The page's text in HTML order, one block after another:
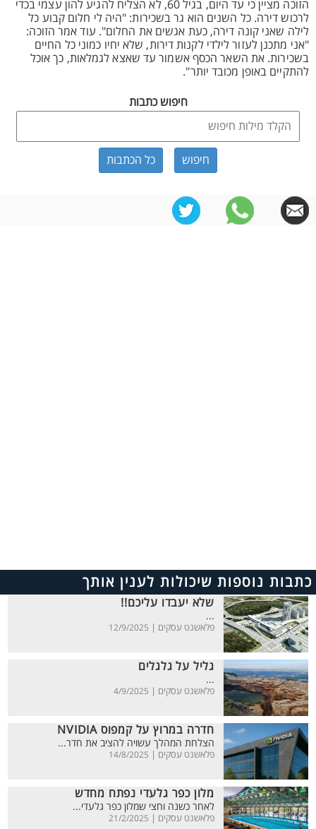
הזוכה מציין כי עד היום, בגיל 60, לא הצליח להגיע להון עצמי בכדי
לרכוש דירה. כל השנים הוא גר בשכירות: "היה לי חלום קבוע כל
לילה שאני קונה דירה, כעת אגשים את החלום". עוד אמר הזוכה:
"אני מתכנן לעזור לילדי לקנות דירות, שלא יחיו כמוני כל החיים
בשכירות. את השאר הכסף אשמור עד שאצא לגמלאות, כך אוכל
להתקיים באופן מכובד יותר".
חיפוש כתבות
כל הכתבות
כתבות נוספות שיכולות לענין אותך
שלא יעבדו עליכם!!
...
פלאשנט עסקים | 12/9/2025
גליל על גלגלים
...
פלאשנט עסקים | 4/9/2025
חדרה במרוץ על קמפוס NVIDIA
הצלחת המהלך עשויה להציב את חדר...
פלאשנט עסקים | 14/8/2025
מלון כפר גלעדי נפתח מחדש
לאחר כשנה וחצי שמלון כפר גלעדי...
פלאשנט עסקים | 21/2/2025